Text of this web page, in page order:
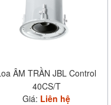
ÂM TRẦN JBL Control
40CS/T
Giá: Liên hệ